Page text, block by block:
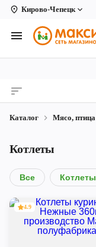
Кирово-Чепецк
Вологда
Архангельск
Киров
Коряжма
Котлас
Новодвинск
Рыбинск
Каталог Мясо, птица
Котлеты
Все Котлеты
4.9